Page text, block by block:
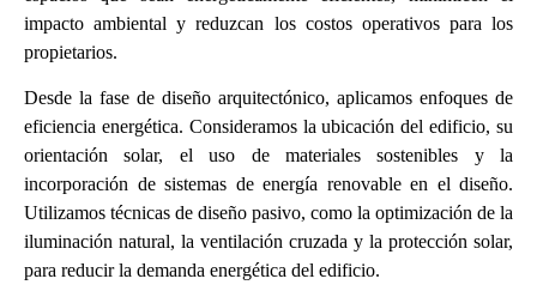
impacto ambiental y reduzcan los costos operativos para los
propietarios.
Desde la fase de diseño arquitectónico, aplicamos enfoques de
eficiencia energética. Consideramos la ubicación del edificio, su
orientación solar, el uso de materiales sostenibles y la
incorporación de sistemas de energía renovable en el diseño.
Utilizamos técnicas de diseño pasivo, como la optimización de la
iluminación natural, la ventilación cruzada y la protección solar,
para reducir la demanda energética del edificio.